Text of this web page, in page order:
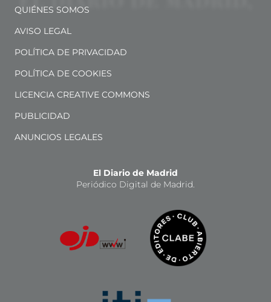
QUIÉNES SOMOS
AVISO LEGAL
POLÍTICA DE PRIVACIDAD
POLÍTICA DE COOKIES
LICENCIA CREATIVE COMMONS
PUBLICIDAD
ANUNCIOS LEGALES
El Diario de Madrid
Periódico Digital de Madrid.